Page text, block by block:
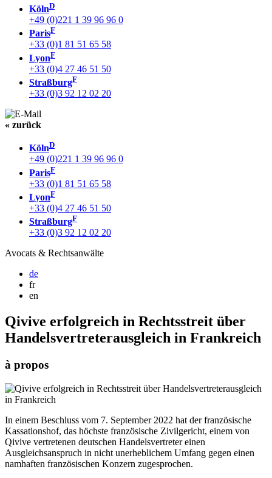
KölnD
+49 (0)221 1 39 96 96 0
ParisF
+33 (0)1 81 51 65 58
LyonF
+33 (0)4 27 46 51 50
StraßburgF
+33 (0)3 92 12 02 20
« zurück
KölnD
+49 (0)221 1 39 96 96 0
ParisF
+33 (0)1 81 51 65 58
LyonF
+33 (0)4 27 46 51 50
StraßburgF
+33 (0)3 92 12 02 20
Avocats & Rechtsanwälte
de
fr
en
Qivive erfolgreich in Rechtsstreit über
Handelsvertreterausgleich in Frankreich
à propos
In einem Beschluss vom 7. September 2022 hat der französische
Kassationshof, das höchste französische Zivilgericht, einem von
Qivive vertretenen deutschen Handelsvertreter einen
Ausgleichsanspruch in nicht unerheblichem Umfang gegen einen
namhaften französischen Konzern zugesprochen.